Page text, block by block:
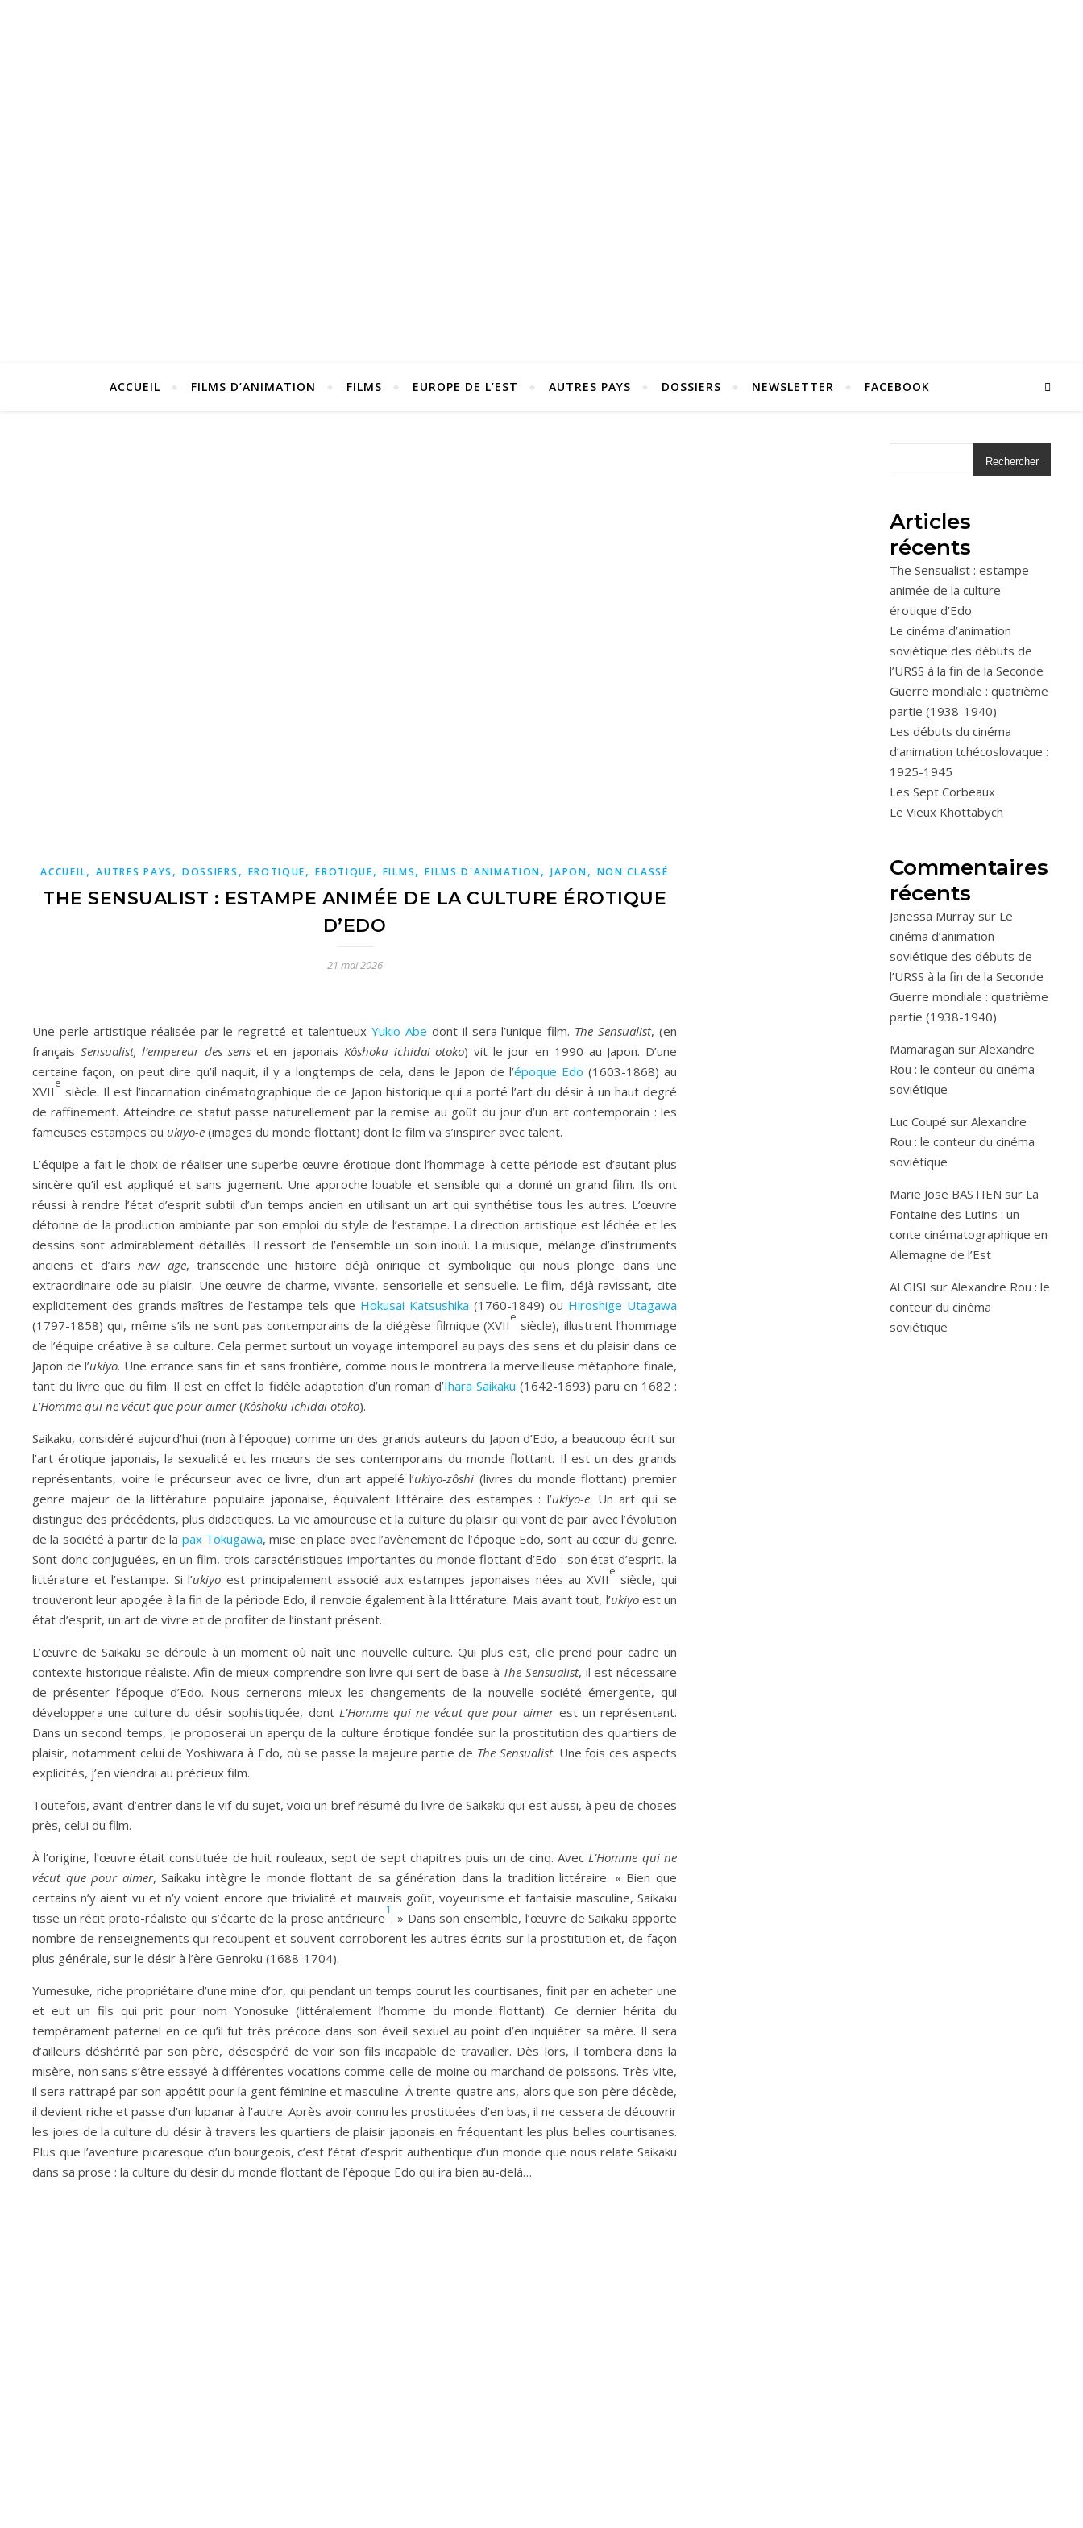
ACCUEIL FILMS D’ANIMATION FILMS EUROPE DE L’EST AUTRES PAYS DOSSIERS NEWSLETTER FACEBOOK
ACCUEIL,AUTRES PAYS , DOSSIERS , EROTIQUE,EROTIQUE, FILMS,FILMS D'ANIMATION,JAPON, NON CLASSÉ
THE SENSUALIST : ESTAMPE ANIMÉE DE LA CULTURE ÉROTIQUE
D’EDO
21 mai 2026
Une perle artistique réalisée par le regretté et talentueux Yukio Abe dont il sera l’unique film. The Sensualist, (en
français Sensualist, l’empereur des senset en japonais Kôshoku ichidai otoko) vit le jour en 1990 au Japon. D’une
certaine façon, on peut dire qu’il naquit, il y a longtemps de cela, dans le Japon de l’époque Edo (1603-1868) au
XVII
e
siècle. Il est l’incarnation cinématographique de ce Japon historique qui a porté l’art du désir à un haut degré
de raffinement. Atteindre ce statut passe naturellement par la remise au goût du jour d’un art contemporain : les
fameuses estampes ou ukiyo-e (images du monde flottant) dont le film va s’inspirer avec talent.
L’équipe a fait le choix de réaliser une superbe œuvre érotique dont l’hommage à cette période est d’autant plus
sincère qu’il est appliqué et sans jugement. Une approche louable et sensible qui a donné un grand film. Ils ont
réussi à rendre l’état d’esprit subtil d’un temps ancien en utilisant un art qui synthétise tous les autres. L’œuvre
détonne de la production ambiante par son emploi du style de l’estampe. La direction artistique est léchée et les
dessins sont admirablement détaillés. Il ressort de l’ensemble un soin inouï. La musique, mélange d’instruments
anciens et d’airsnew age, transcende une histoire déjà onirique et symbolique qui nous plonge dans une
extraordinaire ode au plaisir. Une œuvre de charme, vivante, sensorielle et sensuelle. Le film, déjà ravissant, cite
explicitement des grands maîtres de l’estampe tels que Hokusai Katsushika (1760-1849) ou Hiroshige Utagawa
(1797-1858) qui, même s’ils ne sont pas contemporains de la diégèse filmique (XVII
e
siècle), illustrent l’hommage
de l’équipe créative à sa culture. Cela permet surtout un voyage intemporel au pays des sens et du plaisir dans ce
Japon de l’ukiyo. Une errance sans fin et sans frontière, comme nous le montrera la merveilleuse métaphore finale,
tant du livre que du film. Il est en effet la fidèle adaptation d’un roman d’Ihara Saikaku (1642-1693) paru en 1682 :
L’Homme qui ne vécut que pour aimer(Kôshoku ichidai otoko).
Saikaku, considéré aujourd’hui (non à l’époque) comme un des grands auteurs du Japon d’Edo, a beaucoup écrit sur
l’art érotique japonais, la sexualité et les mœurs de ses contemporains du monde flottant. Il est un des grands
représentants, voire le précurseur avec ce livre, d’un art appelé l’ukiyo-zôshi (livres du monde flottant) premier
genre majeur de la littérature populaire japonaise, équivalent littéraire des estampes : l’ukiyo-e. Un art qui se
distingue des précédents, plus didactiques. La vie amoureuse et la culture du plaisir qui vont de pair avec l’évolution
de la société à partir de la pax Tokugawa, mise en place avec l’avènement de l’époque Edo, sont au cœur du genre.
Sont donc conjuguées, en un film, trois caractéristiques importantes du monde flottant d’Edo : son état d’esprit, la
littérature et l’estampe. Si l’ukiyo est principalement associé aux estampes japonaises nées au XVII
e
siècle, qui
trouveront leur apogée à la fin de la période Edo, il renvoie également à la littérature. Mais avant tout, l’ukiyo est un
état d’esprit, un art de vivre et de profiter de l’instant présent.
L’œuvre de Saikaku se déroule à un moment où naît une nouvelle culture. Qui plus est, elle prend pour cadre un
contexte historique réaliste. Afin de mieux comprendre son livre qui sert de base à The Sensualist, il est nécessaire
de présenter l’époque d’Edo. Nous cernerons mieux les changements de la nouvelle société émergente, qui
développera une culture du désir sophistiquée, dont L’Homme qui ne vécut que pour aimerest un représentant.
Dans un second temps, je proposerai un aperçu de la culture érotique fondée sur la prostitution des quartiers de
plaisir, notamment celui de Yoshiwara à Edo, où se passe la majeure partie de The Sensualist. Une fois ces aspects
explicités, j’en viendrai au précieux film.
Toutefois, avant d’entrer dans le vif du sujet, voici un bref résumé du livre de Saikaku qui est aussi, à peu de choses
près, celui du film.
À l’origine, l’œuvre était constituée de huit rouleaux, sept de sept chapitres puis un de cinq. AvecL’Homme qui ne
vécut que pour aimer, Saikaku intègre le monde flottant de sa génération dans la tradition littéraire. « Bien que
certains n’y aient vu et n’y voient encore que trivialité et mauvais goût, voyeurisme et fantaisie masculine, Saikaku
tisse un récit proto-réaliste qui s’écarte de la prose antérieure
1
. » Dans son ensemble, l’œuvre de Saikaku apporte
nombre de renseignements qui recoupent et souvent corroborent les autres écrits sur la prostitution et, de façon
plus générale, sur le désir à l’ère Genroku (1688-1704).
Yumesuke, riche propriétaire d’une mine d’or, qui pendant un temps courut les courtisanes, finit par en acheter une
et eut un fils qui prit pour nom Yonosuke (littéralement l’homme du monde flottant). Ce dernier hérita du
tempérament paternel en ce qu’il fut très précoce dans son éveil sexuel au point d’en inquiéter sa mère. Il sera
d’ailleurs déshérité par son père, désespéré de voir son fils incapable de travailler. Dès lors, il tombera dans la
misère, non sans s’être essayé à différentes vocations comme celle de moine ou marchand de poissons. Très vite,
il sera rattrapé par son appétit pour la gent féminine et masculine. À trente-quatre ans, alors que son père décède,
il devient riche et passe d’un lupanar à l’autre. Après avoir connu les prostituées d’en bas, il ne cessera de découvrir
les joies de la culture du désir à travers les quartiers de plaisir japonais en fréquentant les plus belles courtisanes.
Plus que l’aventure picaresque d’un bourgeois, c’est l’état d’esprit authentique d’un monde que nous relate Saikaku
dans sa prose : la culture du désir du monde flottant de l’époque Edo qui ira bien au-delà…
Rechercher
Articles
récents
The Sensualist : estampe
animée de la culture
érotique d’Edo
Le cinéma d’animation
soviétique des débuts de
l’URSS à la fin de la Seconde
Guerre mondiale : quatrième
partie (1938-1940)
Les débuts du cinéma
d’animation tchécoslovaque :
1925-1945
Les Sept Corbeaux
Le Vieux Khottabych
Commentaires
récents
Janessa Murray sur Le
cinéma d’animation
soviétique des débuts de
l’URSS à la fin de la Seconde
Guerre mondiale : quatrième
partie (1938-1940)
Mamaragan sur Alexandre
Rou : le conteur du cinéma
soviétique
Luc Coupé sur Alexandre
Rou : le conteur du cinéma
soviétique
Marie Jose BASTIEN sur La
Fontaine des Lutins : un
conte cinématographique en
Allemagne de l’Est
ALGISI sur Alexandre Rou : le
conteur du cinéma
soviétique